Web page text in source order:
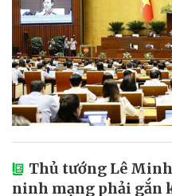
Thủ tướng Lê
ninh mạng phải gắn